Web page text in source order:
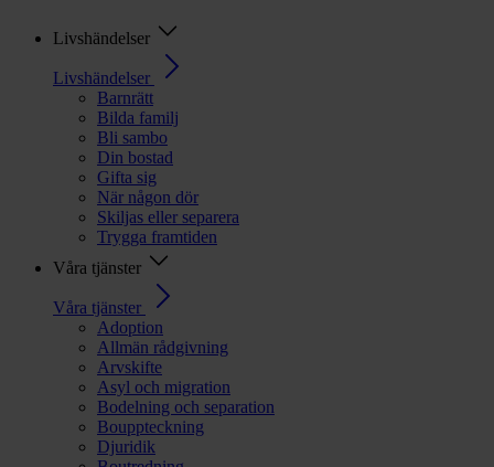
Livshändelser
Livshändelser
Barnrätt
Bilda familj
Bli sambo
Din bostad
Gifta sig
När någon dör
Skiljas eller separera
Trygga framtiden
Våra tjänster
Våra tjänster
Adoption
Allmän rådgivning
Arvskifte
Asyl och migration
Bodelning och separation
Bouppteckning
Djuridik